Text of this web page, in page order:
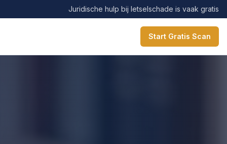
Juridische hulp bij letselschade is vaak gratis
Start Gratis Scan